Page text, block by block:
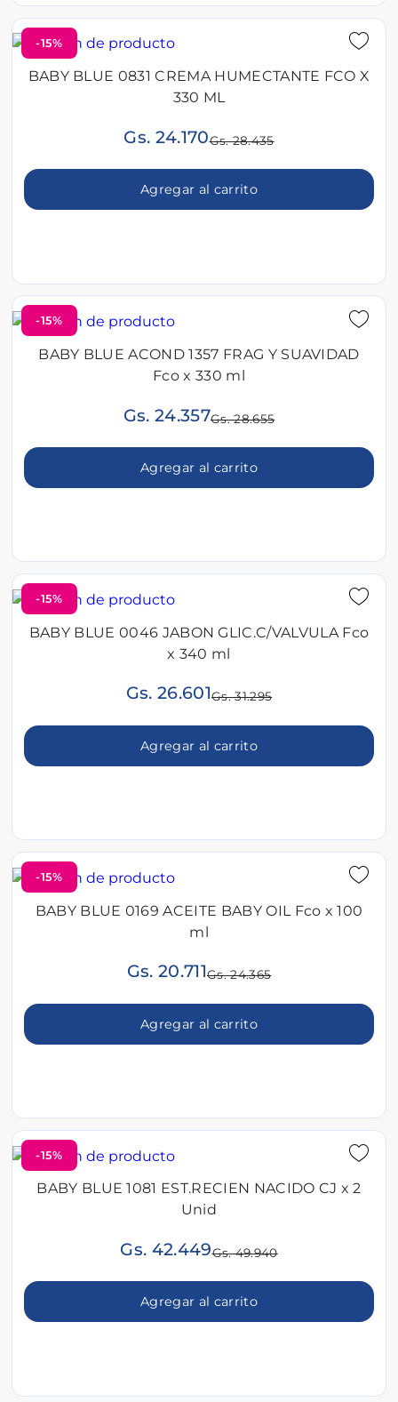
-15%
BABY BLUE 0831 CREMA HUMECTANTE FCO X
330 ML
Gs. 24.170Gs. 28.435
Agregar al carrito
-15%
BABY BLUE ACOND 1357 FRAG Y SUAVIDAD
Fco x 330 ml
Gs. 24.357Gs. 28.655
Agregar al carrito
-15%
BABY BLUE 0046 JABON GLIC.C/VALVULA Fco
x 340 ml
Gs. 26.601Gs. 31.295
Agregar al carrito
-15%
BABY BLUE 0169 ACEITE BABY OIL Fco x 100
ml
Gs. 20.711Gs. 24.365
Agregar al carrito
-15%
BABY BLUE 1081 EST.RECIEN NACIDO CJ x 2
Unid
Gs. 42.449Gs. 49.940
Agregar al carrito